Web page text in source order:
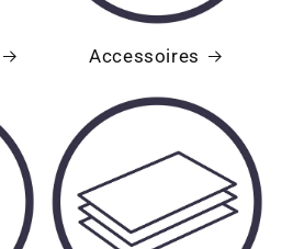
Accessoires